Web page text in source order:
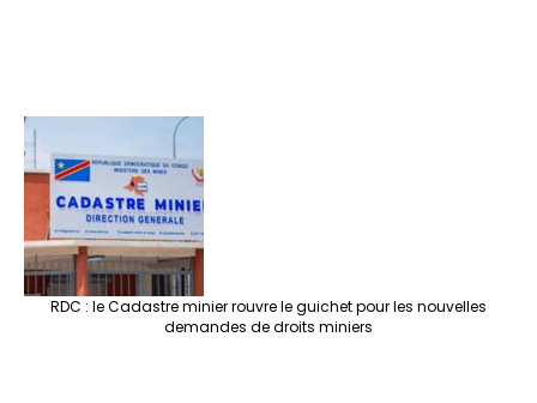
RDC : le Cadastre minier rouvre le guichet pour les nouvelles
demandes de droits miniers